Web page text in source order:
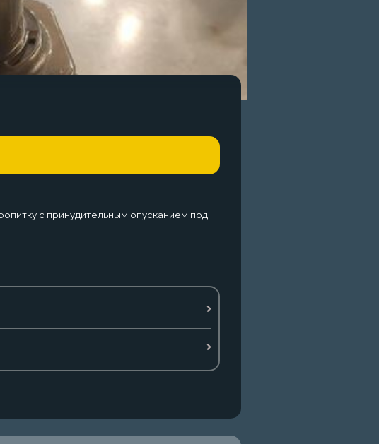
с принудительным опусканием под